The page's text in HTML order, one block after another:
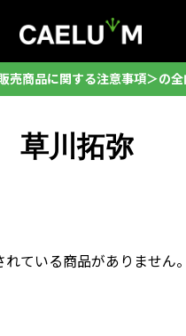
商品に関する注意事項＞の全
草川拓弥
れている商品がありません。